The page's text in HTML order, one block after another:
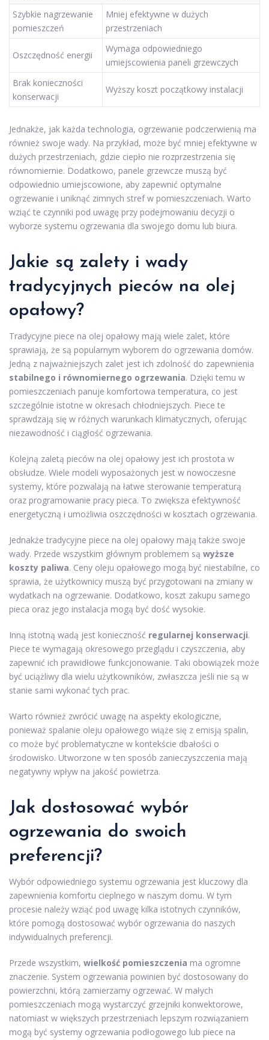
Szybkie nagrzewanie
pomieszczeń
Mniej efektywne w dużych
przestrzeniach
Oszczędność energii
Wymaga odpowiedniego
umiejscowienia paneli grzewczych
Brak konieczności
konserwacji
Wyższy koszt początkowy instalacji
Jednakże, jak każda technologia, ogrzewanie podczerwienią ma
również swoje wady. Na przykład, może być mniej efektywne w
dużych przestrzeniach, gdzie ciepło nie rozprzestrzenia się
równomiernie. Dodatkowo, panele grzewcze muszą być
odpowiednio umiejscowione, aby zapewnić optymalne
ogrzewanie i uniknąć zimnych stref w pomieszczeniach. Warto
wziąć te czynniki pod uwagę przy podejmowaniu decyzji o
wyborze systemu ogrzewania dla swojego domu lub biura.
Jakie są zalety i wady
tradycyjnych pieców na olej
opałowy?
Tradycyjne piece na olej opałowy mają wiele zalet, które
sprawiają, że są popularnym wyborem do ogrzewania domów.
Jedną z najważniejszych zalet jest ich zdolność do zapewnienia
stabilnego i równomiernego ogrzewania. Dzięki temu w
pomieszczeniach panuje komfortowa temperatura, co jest
szczególnie istotne w okresach chłodniejszych. Piece te
sprawdzają się w różnych warunkach klimatycznych, oferując
niezawodność i ciągłość ogrzewania.
Kolejną zaletą pieców na olej opałowy jest ich prostota w
obsłudze. Wiele modeli wyposażonych jest w nowoczesne
systemy, które pozwalają na łatwe sterowanie temperaturą
oraz programowanie pracy pieca. To zwiększa efektywność
energetyczną i umożliwia oszczędności w kosztach ogrzewania.
Jednakże tradycyjne piece na olej opałowy mają także swoje
wady. Przede wszystkim głównym problemem są wyższe
koszty paliwa. Ceny oleju opałowego mogą być niestabilne, co
sprawia, że użytkownicy muszą być przygotowani na zmiany w
wydatkach na ogrzewanie. Dodatkowo, koszt zakupu samego
pieca oraz jego instalacja mogą być dość wysokie.
Inną istotną wadą jest konieczność regularnej konserwacji.
Piece te wymagają okresowego przeglądu i czyszczenia, aby
zapewnić ich prawidłowe funkcjonowanie. Taki obowiązek może
być uciążliwy dla wielu użytkowników, zwłaszcza jeśli nie są w
stanie sami wykonać tych prac.
Warto również zwrócić uwagę na aspekty ekologiczne,
ponieważ spalanie oleju opałowego wiąże się z emisją spalin,
co może być problematyczne w kontekście dbałości o
środowisko. Utworzone w ten sposób zanieczyszczenia mają
negatywny wpływ na jakość powietrza.
Jak dostosować wybór
ogrzewania do swoich
preferencji?
Wybór odpowiedniego systemu ogrzewania jest kluczowy dla
zapewnienia komfortu cieplnego w naszym domu. W tym
procesie należy wziąć pod uwagę kilka istotnych czynników,
które pomogą dostosować wybór ogrzewania do naszych
indywidualnych preferencji.
Przede wszystkim, wielkość pomieszczenia ma ogromne
znaczenie. System ogrzewania powinien być dostosowany do
powierzchni, którą zamierzamy ogrzewać. W małych
pomieszczeniach mogą wystarczyć grzejniki konwektorowe,
natomiast w większych przestrzeniach lepszym rozwiązaniem
mogą być systemy ogrzewania podłogowego lub piece na